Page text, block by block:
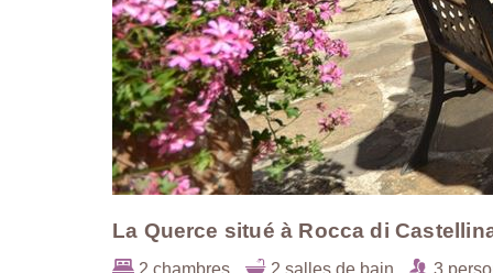
La Querce situé à Rocca di
2 chambres 2 salles de bain 3